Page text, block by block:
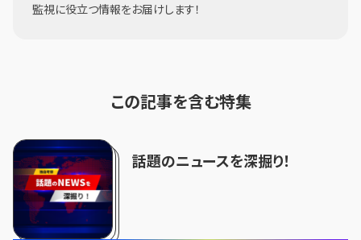
監視に役立つ情報をお届けします！
この記事を含む特集
話題のニュースを深掘り！